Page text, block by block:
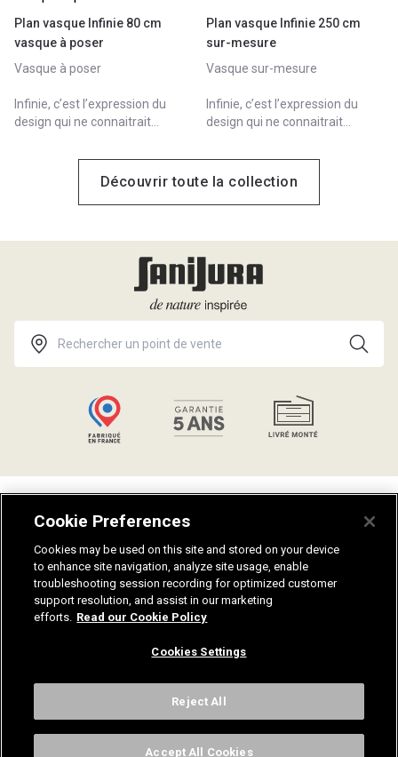
Plan vasque Infinie 80 cm
vasque à poser
Vasque à poser
Infinie, c’est l’expression du
design qui ne connaitrait
ni en composition. 100%
modulable, Infinie s’adapte à
Plan vasque Infinie 250 cm
sur-mesure
Vasque sur-mesure
Infinie, c’est l’expression du
design qui ne connaitrait
ni en composition. 100%
modulable, Infinie s’adapte à
Découvrir toute la collection
Catalogues
Aides et conseils
Notices de montage
Nuanciers
Mentions légales
Plan du site
Fiches techniques
Recrutement
Sanijura, 33 Rue Stephen Pichon, 39300 Champagnole
Cookie Preferences
Cookies may be used on this site and stored on your device
to enhance site navigation, analyze site usage, enable
troubleshooting session recording for optimized customer
support resolution, and assist in our marketing
efforts. Read our Cookie Policy
Cookies Settings
Reject All
Accept All Cookies